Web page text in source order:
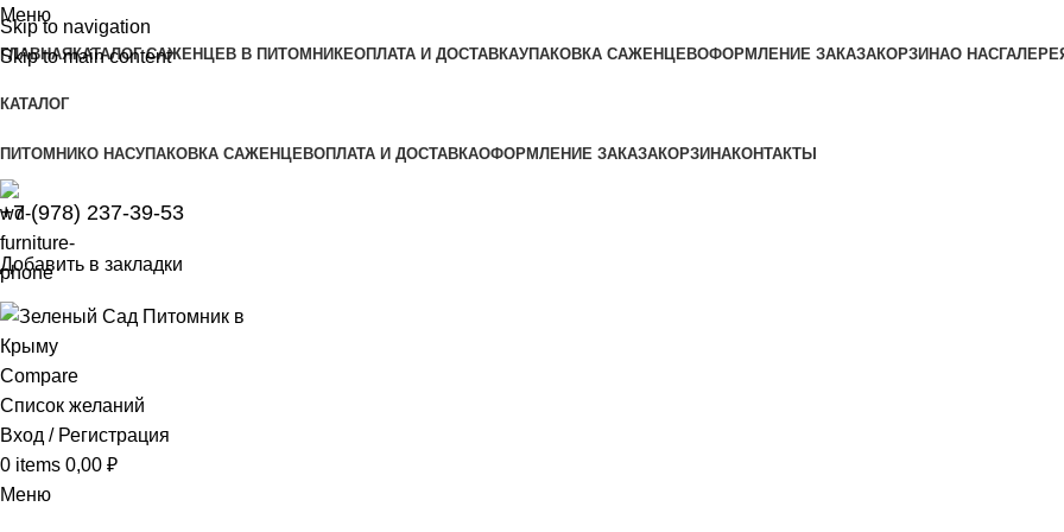
Skip to navigation
Skip to main content
Меню
ГЛАВНАЯКАТАЛОГ САЖЕНЦЕВ В ПИТОМНИКЕОПЛАТА И ДОСТАВКАУПАКОВКА САЖЕНЦЕВОФОРМЛЕНИЕ ЗАКАЗАКОРЗИНАО НАС
КАТАЛОГ
ПИТОМНИКО НАСУПАКОВКА САЖЕНЦЕВОПЛАТА И ДОСТАВКАОФОРМЛЕНИЕ ЗАКАЗАКОРЗИНАКОНТАКТЫ
+7 (978) 237-39-53
Добавить в закладки
Compare
Список желаний
Вход / Регистрация
0 items 0,00 ₽
Меню